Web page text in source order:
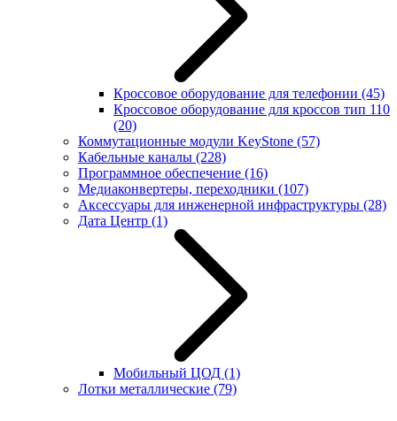
Кроссовое оборудование для телефонии (45)
Кроссовое оборудование для кроссов тип 110
(20)
Коммутационные модули KeyStone (57)
Кабельные каналы (228)
Программное обеспечение (16)
Медиаконвертеры, переходники (107)
Аксессуары для инженерной инфраструктуры (28)
Дата Центр (1)
Мобильный ЦОД (1)
Лотки металлические (79)